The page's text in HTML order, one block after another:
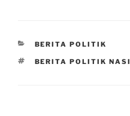
CATEGORIES
BERITA POLITIK
TAGS
BERITA POLITIK